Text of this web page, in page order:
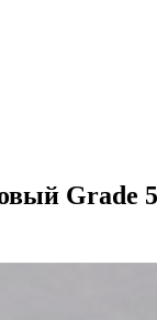
Grade